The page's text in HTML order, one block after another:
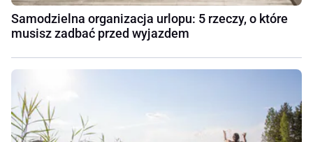
Samodzielna organizacja urlopu: 5 rzeczy, o które
musisz zadbać przed wyjazdem